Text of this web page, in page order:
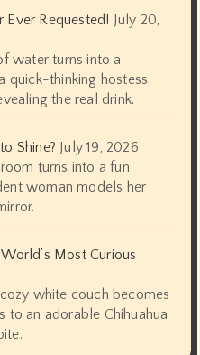
Ever Requested! July 20,
water turns into a
quick-thinking hostess
the real drink.
Shine? July 19, 2026
turns into a fun
woman models her
Most Curious
white couch becomes
to an adorable Chihuahua